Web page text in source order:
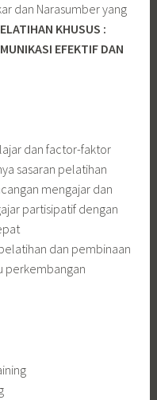
dan Narasumber yang
KHUSUS :
EFEKTIF DAN
dan factor-faktor
sasaran pelatihan
mengajar dan
partisipatif dengan
dan pembinaan
perkembangan